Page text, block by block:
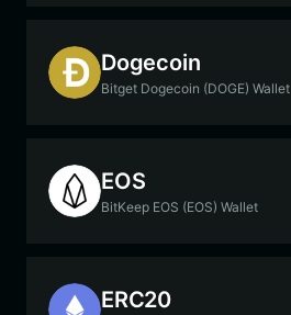
Dogecoin
Bitget Dogecoin (DOGE) Wallet
EOS
BitKeep EOS (EOS) Wallet
ERC20